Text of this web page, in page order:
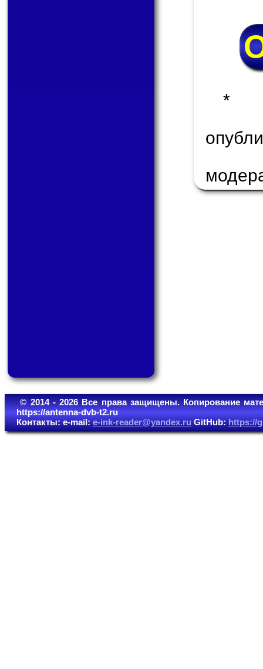
*
© 2014 - 2026 Все права защищены. Копирование
https://antenna-dvb-t2.ru
Контакты: e-mail:e-ink-reader@yandex.ruGitHub:https://